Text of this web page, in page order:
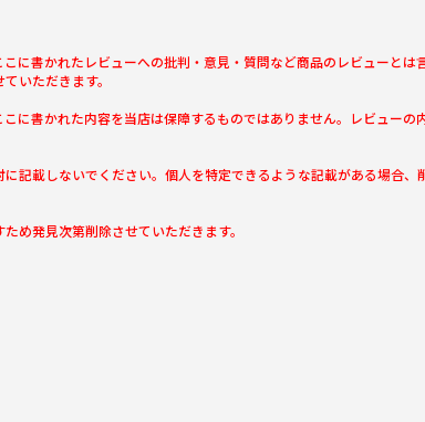
に書かれたレビューへの批判・意見・質問など商品のレビューとは
いただきます。
に書かれた内容を当店は保障するものではありません。レビューの
記載しないでください。個人を特定できるような記載がある場合、
め発見次第削除させていただきます。